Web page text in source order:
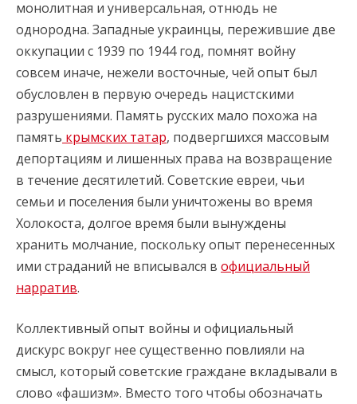
монолитная и универсальная, отнюдь не
однородна. Западные украинцы, пережившие две
оккупации с 1939 по 1944 год, помнят войну
совсем иначе, нежели восточные, чей опыт был
обусловлен в первую очередь нацистскими
разрушениями. Память русских мало похожа на
память крымских татар, подвергшихся массовым
депортациям и лишенных права на возвращение
в течение десятилетий. Советские евреи, чьи
семьи и поселения были уничтожены во время
Холокоста, долгое время были вынуждены
хранить молчание, поскольку опыт перенесенных
ими страданий не вписывался в официальный
нарратив.
Коллективный опыт войны и официальный
дискурс вокруг нее существенно повлияли на
смысл, который советские граждане вкладывали в
слово «фашизм». Вместо того чтобы обозначать